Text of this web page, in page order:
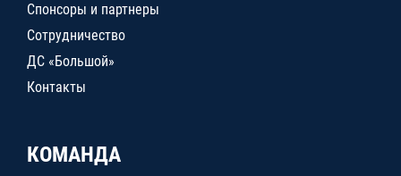
Спонсоры и партнеры
Сотрудничество
ДС «Большой»
Контакты
КОМАНДА